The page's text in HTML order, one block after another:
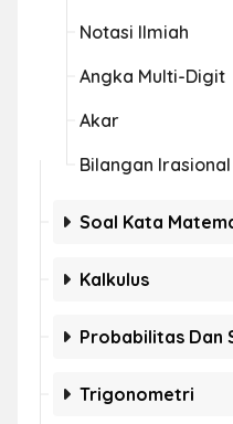
Notasi Ilmiah
Angka Multi-Digit
Akar
Bilangan Irasional
Soal Kata
Kalkulus
Probabilitas Dan
Trigonometri